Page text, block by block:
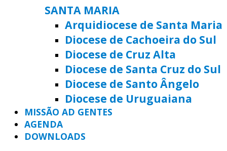
SANTA MARIA
Arquidiocese de Santa Maria
Diocese de Cachoeira do Sul
Diocese de Cruz Alta
Diocese de Santa Cruz do Sul
Diocese de Santo Ângelo
Diocese de Uruguaiana
MISSÃO AD GENTES
AGENDA
DOWNLOADS